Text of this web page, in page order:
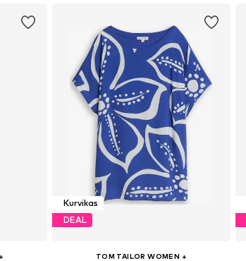
Kurvikas
DEAL
TOM TAILOR WOMEN +